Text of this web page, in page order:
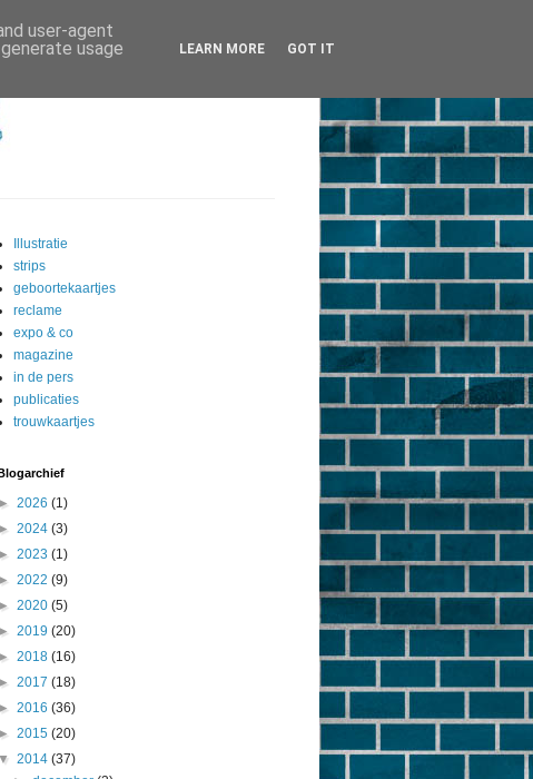
Illustratie
strips
geboortekaartjes
reclame
expo & co
magazine
in de pers
publicaties
trouwkaartjes
► 2026 (1)
► 2024 (3)
► 2023 (1)
► 2022 (9)
► 2020 (5)
► 2019 (20)
► 2018 (16)
► 2017 (18)
► 2016 (36)
► 2015 (20)
▼ 2014 (37)
user-agent
usage
LEARN MORE GOT IT